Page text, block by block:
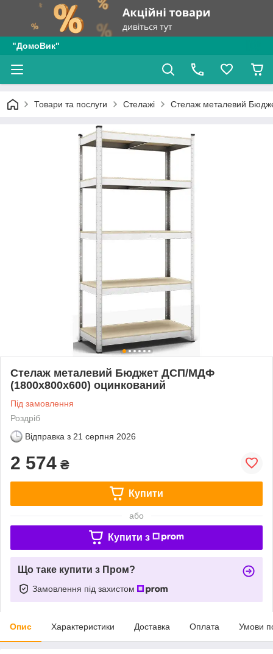
"ДомоВик"
Товари та послуги Стелажі Стелаж металевий
Стелаж металевий Бюджет ДСП/МДФ
(1800х800х600) оцинкований
Під замовлення
Роздріб
Відправка з 21 серпня 2026
2 574 ₴
Купити
або
Купити з
Що таке купити з Пром?
Замовлення під захистом
Опис Характеристики Доставка Оплата Умови